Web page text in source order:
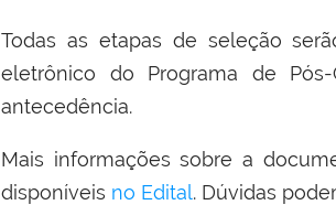
Todas as etapas de seleção
eletrônico do Programa de
antecedência.
Mais informações sobre a
disponíveis no Edital. Dúvidas